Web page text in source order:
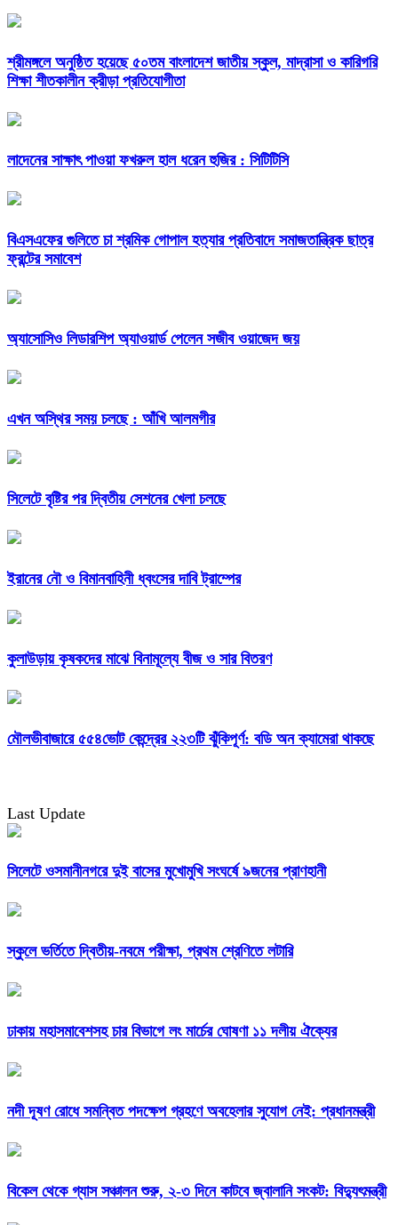
শ্রীমঙ্গলে অনুষ্ঠিত হয়েছে ৫০তম বাংলাদেশ জাতীয় স্কুল, মাদ্রাসা ও কারিগরি
শিক্ষা শীতকালীন ক্রীড়া প্রতিযোগীতা
লাদেনের সাক্ষাৎ পাওয়া ফখরুল হাল ধরেন হুজির : সিটিটিসি
বিএসএফের গুলিতে চা শ্রমিক গোপাল হত্যার প্রতিবাদে সমাজতান্ত্রিক ছাত্র
ফ্রন্টের সমাবেশ
অ্যাসোসিও লিডারশিপ অ্যাওয়ার্ড পেলেন সজীব ওয়াজেদ জয়
এখন অস্থির সময় চলছে : আঁখি আলমগীর
সিলেটে বৃষ্টির পর দ্বিতীয় সেশনের খেলা চলছে
ইরানের নৌ ও বিমানবাহিনী ধ্বংসের দাবি ট্রাম্পের
কুলাউড়ায় কৃষকদের মাঝে বিনামূল্যে বীজ ও সার বিতরণ
মৌলভীবাজারে ৫৫৪ভোট কেন্দ্রের ২২৩টি ঝুঁকিপূর্ণ: বডি অন ক্যামেরা থাকছে
Last Update
সিলেটে ওসমানীনগরে দুই বাসের মুখোমুখি সংঘর্ষে ৯জনের প্রাণহানী
স্কুলে ভর্তিতে দ্বিতীয়-নবমে পরীক্ষা, প্রথম শ্রেণিতে লটারি
ঢাকায় মহাসমাবেশসহ চার বিভাগে লং মার্চের ঘোষণা ১১ দলীয় ঐক্যের
নদী দূষণ রোধে সমন্বিত পদক্ষেপ গ্রহণে অবহেলার সুযোগ নেই: প্রধানমন্ত্রী
বিকেল থেকে গ্যাস সঞ্চালন শুরু, ২-৩ দিনে কাটবে জ্বালানি সংকট: বিদ্যুৎমন্ত্রী